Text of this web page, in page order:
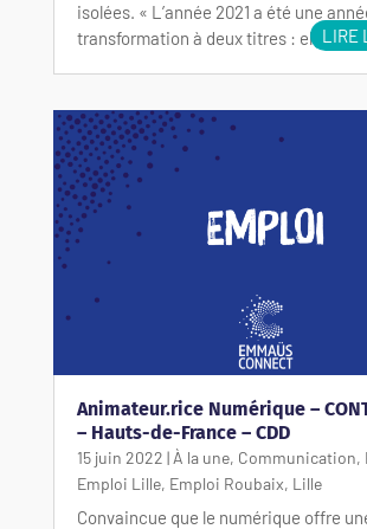
isolées. « L’année 2021 a été une
transformation à deux titres : elle…LIRE
Animateur.rice Numérique –
– Hauts-de-France – CDD
15 juin 2022 | À la une, Communication,
Emploi Lille, Emploi Roubaix, Lille
Convaincue que le numérique offre